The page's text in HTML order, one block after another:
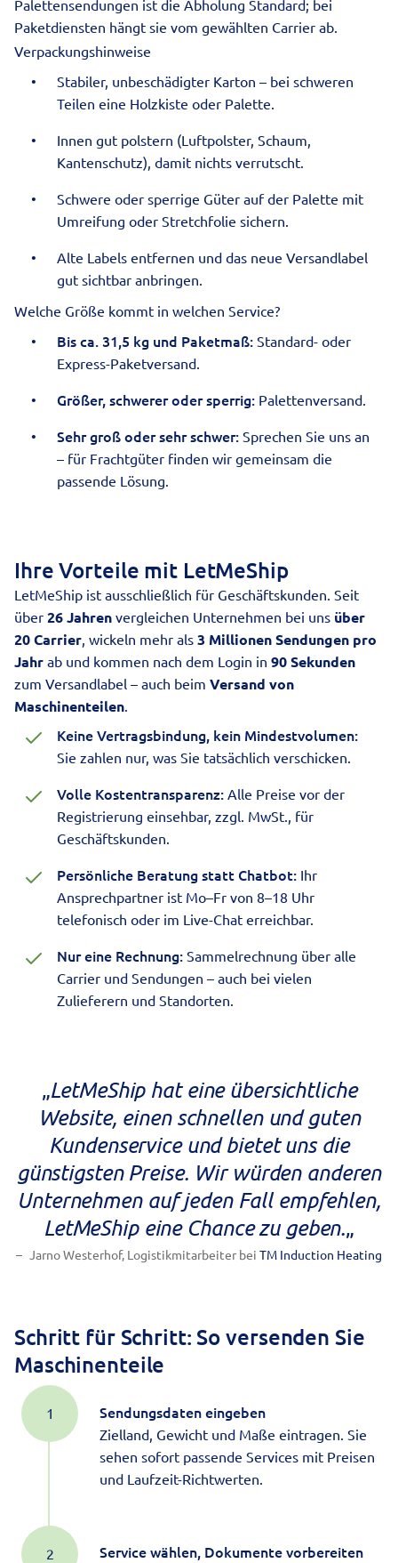
Palettensendungen ist die Abholung Standard; bei
Paketdiensten hängt sie vom gewählten Carrier ab.
Verpackungshinweise
Stabiler, unbeschädigter Karton – bei schweren
Teilen eine Holzkiste oder Palette.
Innen gut polstern (Luftpolster, Schaum,
Kantenschutz), damit nichts verrutscht.
Schwere oder sperrige Güter auf der Palette mit
Umreifung oder Stretchfolie sichern.
Alte Labels entfernen und das neue Versandlabel
gut sichtbar anbringen.
Welche Größe kommt in welchen Service?
Bis ca. 31,5 kg und Paketmaß: Standard- oder
Express-Paketversand.
Größer, schwerer oder sperrig: Palettenversand.
Sehr groß oder sehr schwer: Sprechen Sie uns an
– für Frachtgüter finden wir gemeinsam die
passende Lösung.
Ihre Vorteile mit LetMeShip
LetMeShip ist ausschließlich für Geschäftskunden. Seit
über 26 Jahren vergleichen Unternehmen bei uns über
20 Carrier , wickeln mehr als 3 Millionen Sendungen pro
Jahr ab und kommen nach dem Login in 90 Sekunden
zum Versandlabel – auch beim Versand von
Maschinenteilen
Keine Vertragsbindung, kein Mindestvolumen:
Sie zahlen nur, was Sie tatsächlich verschicken.
Volle Kostentransparenz: Alle Preise vor der
Registrierung einsehbar, zzgl. MwSt., für
Geschäftskunden.
Persönliche Beratung statt Chatbot: Ihr
Ansprechpartner ist Mo–Fr von 8–18 Uhr
telefonisch oder im Live-Chat erreichbar.
Nur eine Rechnung: Sammelrechnung über alle
Carrier und Sendungen – auch bei vielen
Zulieferern und Standorten.
„LetMeShip hat eine übersichtliche
Website, einen schnellen und guten
Kundenservice und bietet uns die
günstigsten Preise. Wir würden anderen
Unternehmen auf jeden Fall empfehlen,
LetMeShip eine Chance zu geben.„
Jarno Westerhof, Logistikmitarbeiter bei TM Induction Heating
Schritt für Schritt: So versenden Sie
Maschinenteile
Sendungsdaten eingeben
Zielland, Gewicht und Maße eintragen. Sie
sehen sofort passende Services mit Preisen
und Laufzeit-Richtwerten.
Service wählen, Dokumente vorbereiten